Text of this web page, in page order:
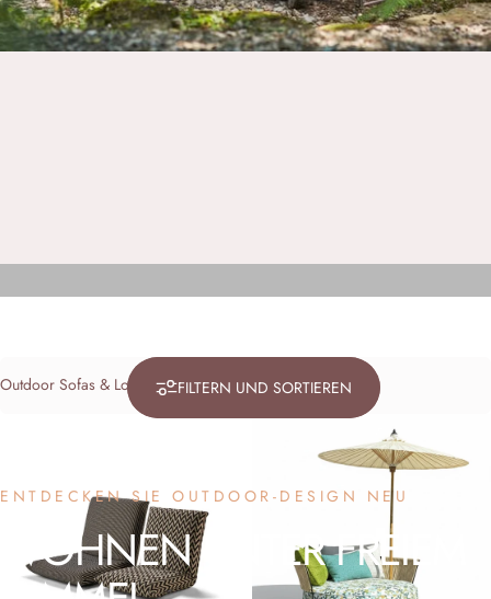
ENTDECKEN SIE OUTDOOR-DESIGN NEU
WOHNENUNTERFREIEM
FILTERN UND SORTIEREN